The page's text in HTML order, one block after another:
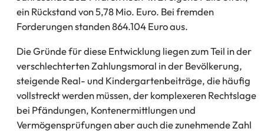
ein Rückstand von 5,78 Mio. Euro. Bei fremden
Forderungen standen 864.104 Euro aus.
Die Gründe für diese Entwicklung liegen zum Teil in der
verschlechterten Zahlungsmoral in der Bevölkerung,
steigende Real- und Kindergartenbeiträge, die häufig
vollstreckt werden müssen, der komplexeren Rechtslage
bei Pfändungen, Kontenermittlungen und
Vermögensprüfungen aber auch die zunehmende Zahl